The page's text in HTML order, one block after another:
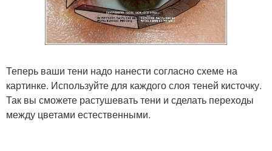
Теперь ваши тени надо нанести согласно схеме на
картинке. Используйте для каждого слоя теней кисточку.
Так вы сможете растушевать тени и сделать переходы
между цветами естественными.